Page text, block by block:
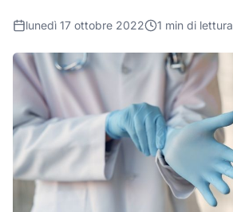
lunedì 17 ottobre 2022 1 min di lettura